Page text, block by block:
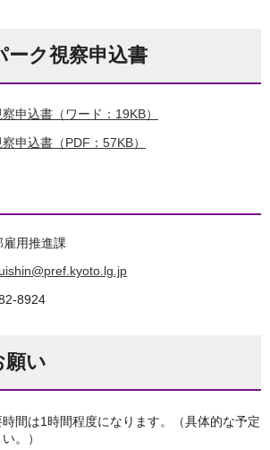
ーク視察申込書
申込書（ワード：19KB）
申込書（PDF：57KB）
用推進課
8924
願い
間は1時間程度になります。（具体的な予定
。）